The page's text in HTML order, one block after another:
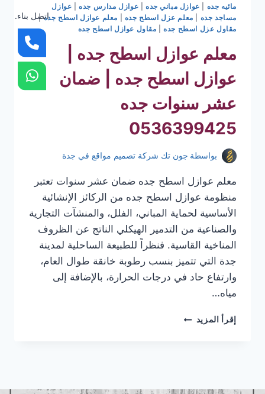
مائيه جده
عوازل مباني جده عوازل مدارس جده| عوازل
مساجد جده
معلم عزل اسطح جده معلم عوازل اسطح جده|
مقاول عزل اسطح جده| مقاول عوازل اسطح جده
معلم عوازل اسطح جده |
عوازل اسطح جده | ضمان
عشر سنوات جده
0536399425
بواسطة جون تك شركة تصميم مواقع في جدة
معلم عوازل اسطح جده ضمان عشر سنوات تعتبر
منظومة عوازل اسطح جده من الركائز الإنشائية
الأساسية لحماية المباني، الفلل، والمنشآت التجارية
والصناعية من التدمير الهيكلي الناتج عن الظروف
المناخية القاسية. فنظراً للطبيعة الساحلية لمدينة
جدة التي تتميز بنسب رطوبة خانقة طوال العام،
وارتفاع حاد في درجات الحرارة، بالإضافة إلى
مياه…
إقرأ المزيد معلم
اسطح
اتصل بناء.